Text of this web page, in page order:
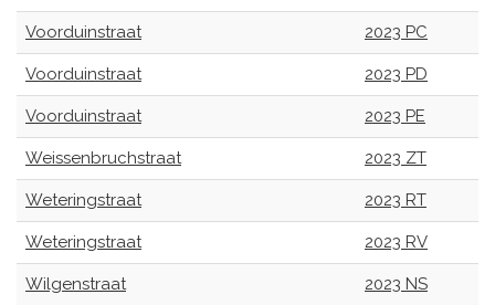
Voorduinstraat 2023 PC
Voorduinstraat 2023 PD
Voorduinstraat 2023 PE
Weissenbruchstraat 2023 ZT
Weteringstraat 2023 RT
Weteringstraat 2023 RV
Wilgenstraat 2023 NS